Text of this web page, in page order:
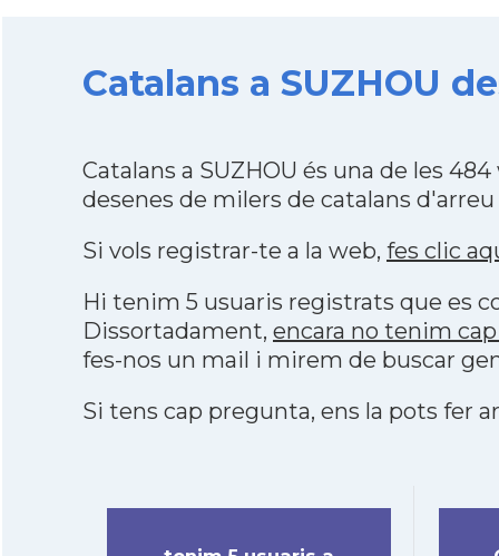
Catalans a SUZHOU
Catalans a SUZHOU és una de les
desenes de milers de catalans
Si vols registrar-te a la web, fes clic
Hi tenim 5 usuaris registrats que es
Dissortadament, encara no tenim
fes-nos un mail i mirem de buscar
Si tens cap pregunta, ens la pots fer